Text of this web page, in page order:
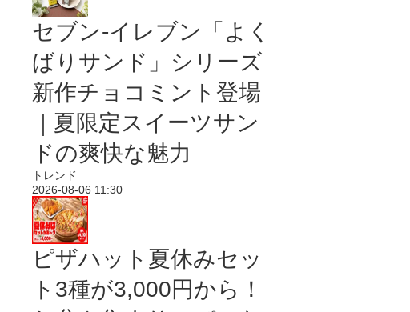
セブン‐イレブン「よく
ばりサンド」シリーズ
新作チョコミント登場
｜夏限定スイーツサン
ドの爽快な魅力
トレンド
2026-08-06 11:30
ピザハット夏休みセッ
ト3種が3,000円から！